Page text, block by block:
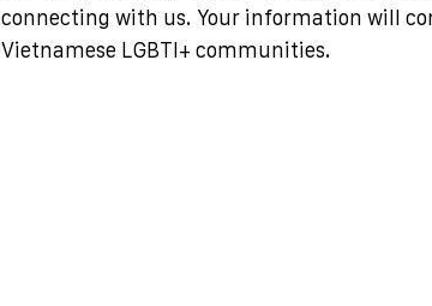
connecting with us. Your information will
Vietnamese LGBTI+ communities.